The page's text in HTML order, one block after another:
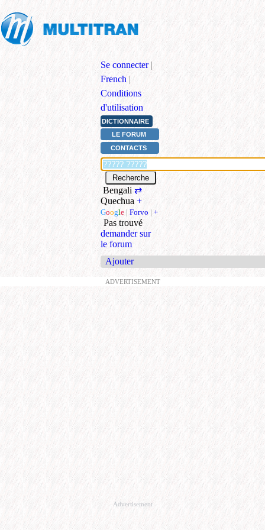
Se connecter |
French |
Conditions
d'utilisation
DICTIONNAIRE
LE FORUM
CONTACTS
Bengali ⇄
Quechua +
Google | Forvo | +
Pas trouvé
demander sur
le forum
Ajouter
ADVERTISEMENT
Advertisement